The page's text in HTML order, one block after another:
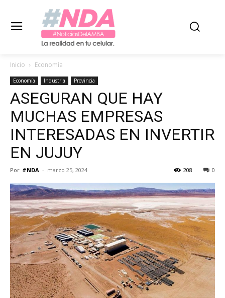
Inicio Economía
Economía Industria Provincia
ASEGURAN QUE HAY
MUCHAS EMPRESAS
INTERESADAS EN INVERTIR
EN JUJUY
Por #NDA - marzo 25, 2024 0
208